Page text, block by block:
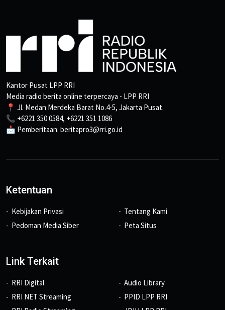
Kantor Pusat LPP RRI
Media radio berita online terpercaya - LPP RRI
📍 Jl. Medan Merdeka Barat No.4-5, Jakarta Pusat.
📞 +6221 350 0584, +6221 351 1086
📩 Pemberitaan: beritapro3@rri.go.id
Ketentuan
Kebijakan Privasi
Pedoman Media Siber
Tentang Kami
Peta Situs
Link Terkait
RRI Digital
RRI NET Streaming
Audio Library
PPID LPP RRI